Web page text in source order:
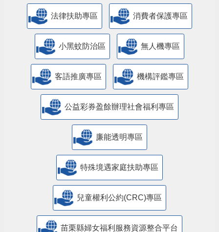
法律扶助專區 消費者保護專區
小黑蚊防治區 無人機專區
客語推廣專區 機構評鑑專區
公益彩券盈餘辦理社會福利專區
廉能透明專區
特殊境遇家庭扶助專區
兒童權利公約(CRC)專區
苗栗縣婦女福利服務資源整合平台